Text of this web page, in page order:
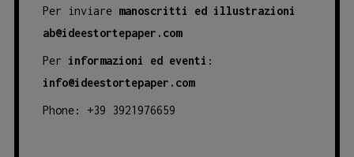
Per inviare manoscritti ed illustrazioni
ab@ideestortepaper.com
Per informazioni ed eventi :
info@ideestortepaper.com
Phone: +39 3921976659